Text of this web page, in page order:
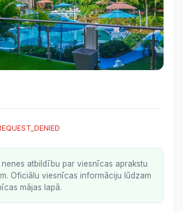
nenes atbildību par viesnīcas aprakstu
Oficiālu viesnīcas informāciju lūdzam
mājas lapā.